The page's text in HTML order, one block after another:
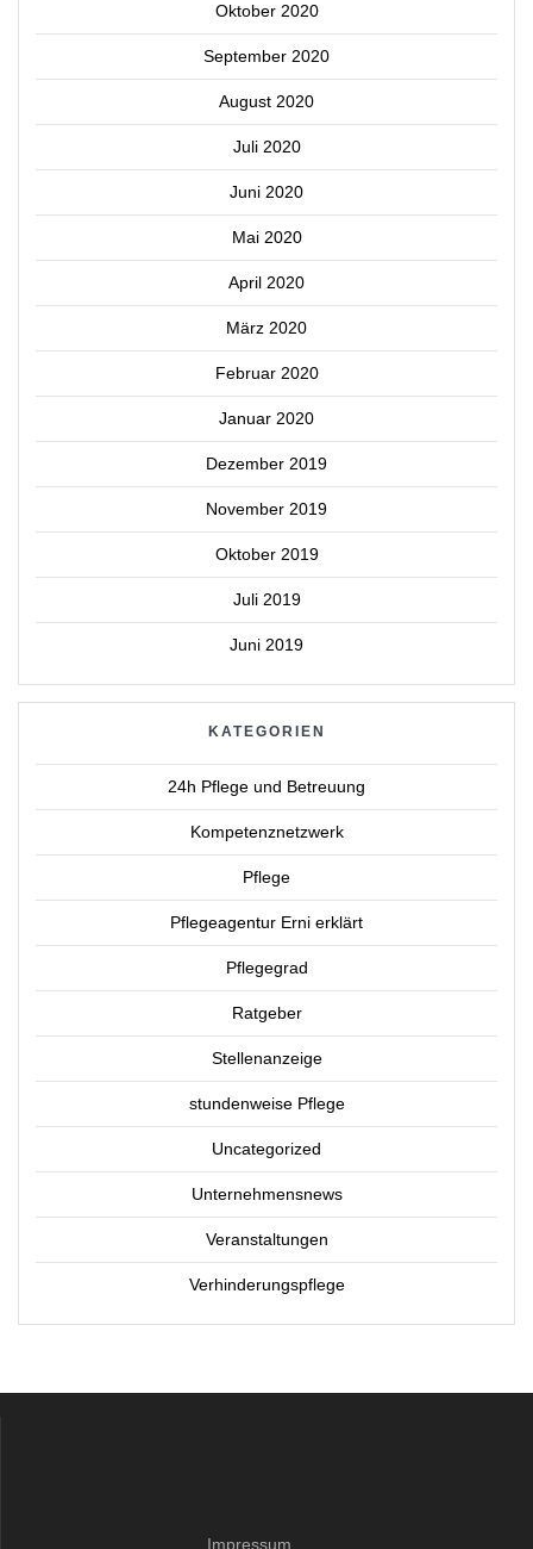
Oktober 2020
September 2020
August 2020
Juli 2020
Juni 2020
Mai 2020
April 2020
März 2020
Februar 2020
Januar 2020
Dezember 2019
November 2019
Oktober 2019
Juli 2019
Juni 2019
KATEGORIEN
24h Pflege und Betreuung
Kompetenznetzwerk
Pflege
Pflegeagentur Erni erklärt
Pflegegrad
Ratgeber
Stellenanzeige
stundenweise Pflege
Uncategorized
Unternehmensnews
Veranstaltungen
Verhinderungspflege
Impressum